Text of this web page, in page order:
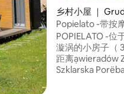
乡村小屋 ｜
Popielato -带按
POPIELATO -位
漩涡的小房子（
距离ạwieradów
Szklarska